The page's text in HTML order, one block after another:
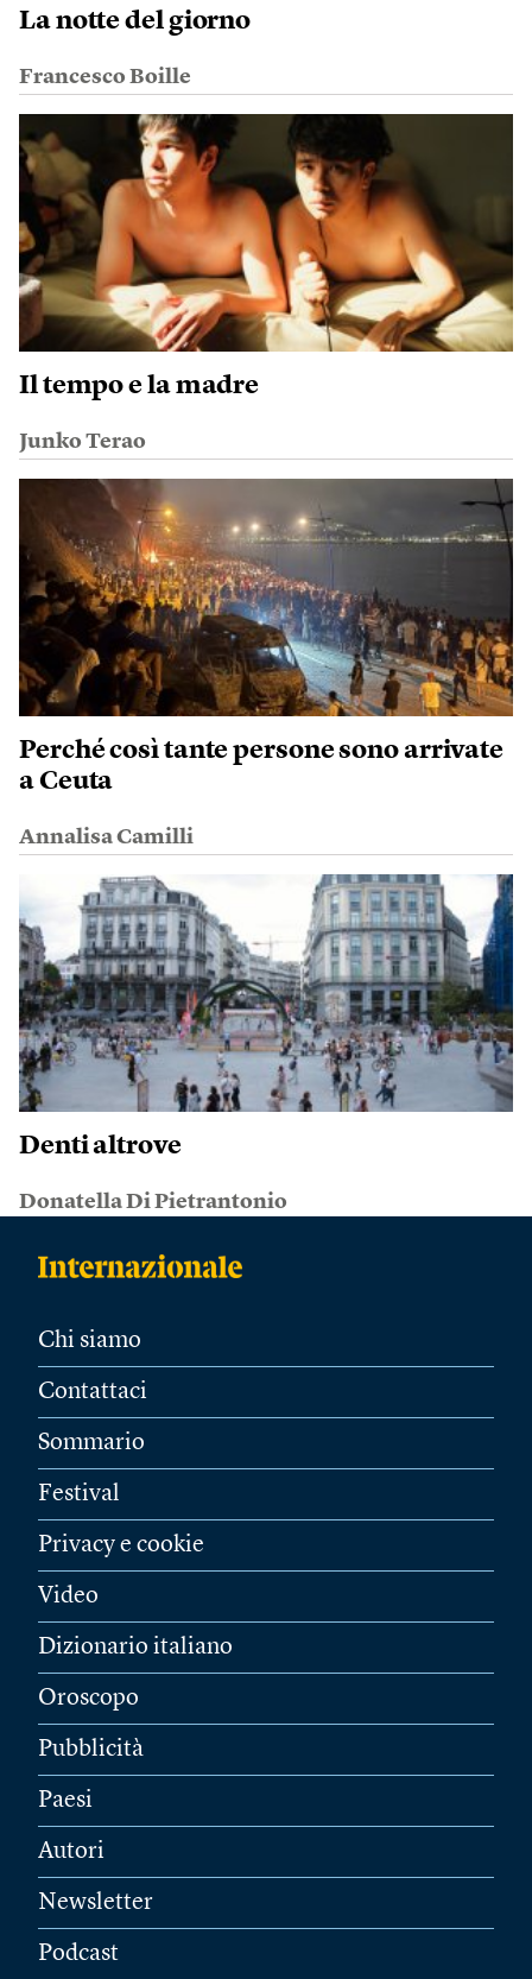
La notte del giorno
Francesco Boille
Il tempo e la madre
Junko Terao
Perché così tante persone sono arrivate
a Ceuta
Annalisa Camilli
Denti altrove
Donatella Di Pietrantonio
Chi siamo
Contattaci
Sommario
Festival
Privacy e cookie
Video
Dizionario italiano
Oroscopo
Pubblicità
Paesi
Autori
Newsletter
Podcast